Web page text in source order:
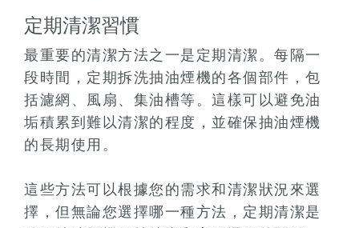
定期清潔習慣
最重要的清潔方法之一是定期清潔。每隔一
段時間，定期拆洗抽油煙機的各個部件，包
括濾網、風扇、集油槽等。這樣可以避免油
垢積累到難以清潔的程度，並確保抽油煙機
的長期使用。
這些方法可以根據您的需求和清潔狀況來選
擇，但無論您選擇哪一種方法，定期清潔是